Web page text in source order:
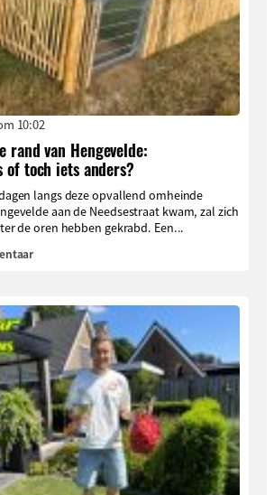
10:02
rand van Hengevelde:
of toch iets anders?
langs deze opvallend omheinde
aan de Needsestraat kwam, zal zich
de oren hebben gekrabd. Een...